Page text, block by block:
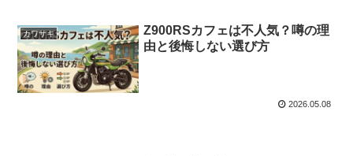
カワサキ
Z900RSカフェは不人気？噂の理
由と後悔しない選び方
2026.05.08